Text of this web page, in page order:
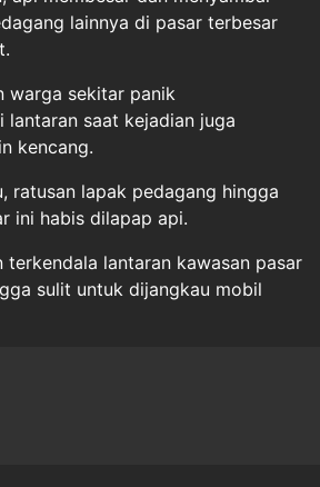
lainnya di pasar terbesar
warga sekitar panik
lantaran saat kejadian juga
kencang.
ratusan lapak pedagang hingga
ini habis dilapap api.
terkendala lantaran kawasan pasar
sulit untuk dijangkau mobil